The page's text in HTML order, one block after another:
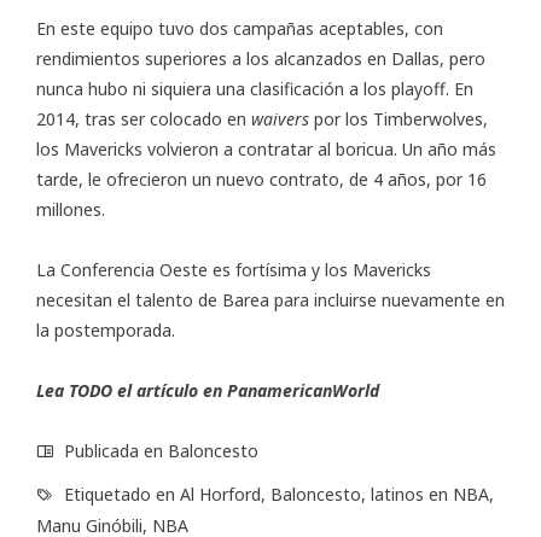
En este equipo tuvo dos campañas aceptables, con
rendimientos superiores a los alcanzados en Dallas, pero
nunca hubo ni siquiera una clasificación a los playoff. En
2014, tras ser colocado en waivers por los Timberwolves,
los Mavericks volvieron a contratar al boricua. Un año más
tarde, le ofrecieron un nuevo contrato, de 4 años, por 16
millones.
La Conferencia Oeste es fortísima y los Mavericks
necesitan el talento de Barea para incluirse nuevamente en
la postemporada.
Lea TODO el artículo en PanamericanWorld
Publicada en Baloncesto
Etiquetado en Al Horford, Baloncesto, latinos en NBA,
Manu Ginóbili, NBA